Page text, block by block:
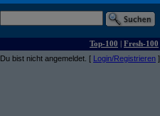
Top-100 | Fresh-100
Du bist nicht angemeldet. [ Login/Registrieren ]